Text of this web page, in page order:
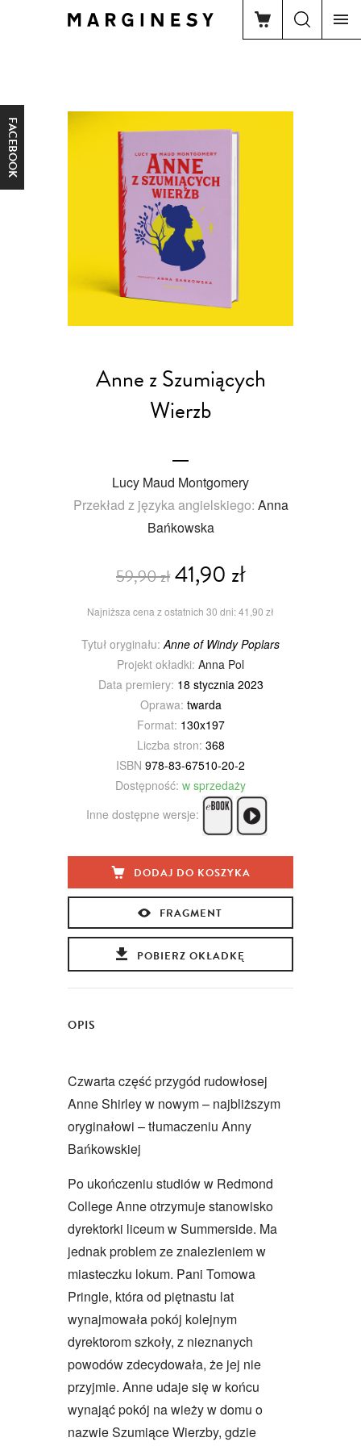
FACEBOOK
Anne z Szumiących
Wierzb
Lucy Maud Montgomery
Przekład z języka angielskiego: Anna
Bańkowska
59,90 zł41,90 zł
Najniższa cena z ostatnich 30 dni: 41,90 zł
Tytuł oryginału: Anne of Windy Poplars
Projekt okładki: Anna Pol
Data premiery: 18 stycznia 2023
Oprawa: twarda
Format: 130x197
Liczba stron: 368
ISBN 978-83-67510-20-2
Dostępność: w sprzedaży
Inne dostępne wersje:
DODAJ DO KOSZYKA
FRAGMENT
POBIERZ OKŁADKĘ
OPIS
Czwarta część przygód rudowłosej
Anne Shirley w nowym – najbliższym
oryginałowi – tłumaczeniu Anny
Bańkowskiej
Po ukończeniu studiów w Redmond
College Anne otrzymuje stanowisko
dyrektorki liceum w Summerside. Ma
jednak problem ze znalezieniem w
miasteczku lokum. Pani Tomowa
Pringle, która od piętnastu lat
wynajmowała pokój kolejnym
dyrektorom szkoły, z nieznanych
powodów zdecydowała, że jej nie
przyjmie. Anne udaje się w końcu
wynająć pokój na wieży w domu o
nazwie Szumiące Wierzby, gdzie